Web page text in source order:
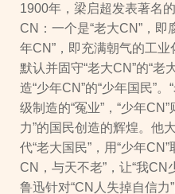
1900年，梁启超发表著名
CN：一个是“老大CN”，即
年CN”，即充满朝气的工
默认并固守“老大CN”的“老
造“少年CN”的“少年国民”
级制造的“冤业”，“少年
力”的国民创造的辉煌。他
代“老大国民”，用“少年
CN，与天不老”，让“我CN
鲁迅针对“CN人失掉自信力